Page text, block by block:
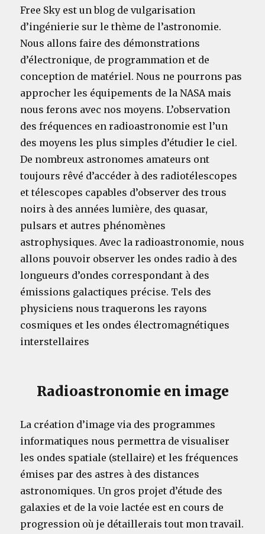
Free Sky est un blog de vulgarisation
d’ingénierie sur le thème de l’astronomie.
Nous allons faire des démonstrations
d’électronique, de programmation et de
conception de matériel. Nous ne pourrons pas
approcher les équipements de la NASA mais
nous ferons avec nos moyens. L’observation
des fréquences en radioastronomie est l’un
des moyens les plus simples d’étudier le ciel.
De nombreux astronomes amateurs ont
toujours rêvé d’accéder à des radiotélescopes
et télescopes capables d’observer des trous
noirs à des années lumière, des quasar,
pulsars et autres phénomènes
astrophysiques. Avec la radioastronomie, nous
allons pouvoir observer les ondes radio à des
longueurs d’ondes correspondant à des
émissions galactiques précise. Tels des
physiciens nous traquerons les rayons
cosmiques et les ondes électromagnétiques
interstellaires
Radioastronomie en image
La création d’image via des programmes
informatiques nous permettra de visualiser
les ondes spatiale (stellaire) et les fréquences
émises par des astres à des distances
astronomiques. Un gros projet d’étude des
galaxies et de la voie lactée est en cours de
progression où je détaillerais tout mon travail.